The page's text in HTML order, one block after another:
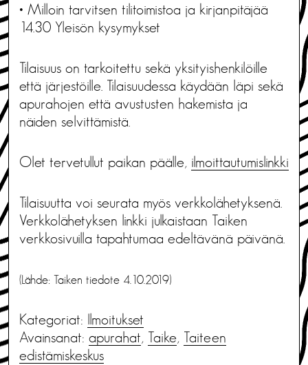
• Milloin tarvitsen tilitoimistoa ja kirjanpitäjää
14.30 Yleisön kysymykset
Tilaisuus on tarkoitettu sekä yksityishenkilöille
että järjestöille. Tilaisuudessa käydään läpi sekä
apurahojen että avustusten hakemista ja
näiden selvittämistä.
Olet tervetullut paikan päälle, ilmoittautumislinkki
Tilaisuutta voi seurata myös verkkolähetyksenä.
Verkkolähetyksen linkki julkaistaan Taiken
verkkosivuilla tapahtumaa edeltävänä päivänä.
(Lähde: Taiken tiedote 4.10.2019)
Kategoriat: Ilmoitukset
Avainsanat: apurahat, Taike, Taiteen
edistämiskeskus